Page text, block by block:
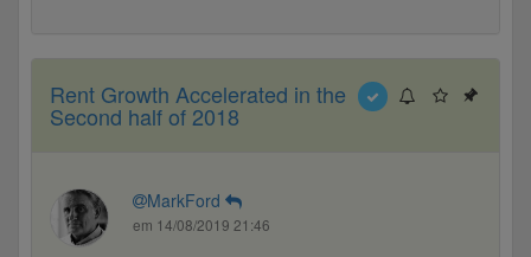
Rent Growth Accelerated in the
Second half of 2018
MarkFord
em 14/08/2019 21:46